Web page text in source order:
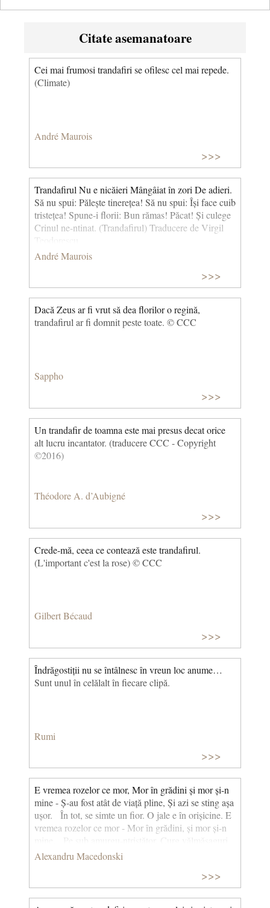
Share
Citate asemanatoare
Cei mai frumosi trandafiri se ofilesc cel mai repede.
(Climate)
André Maurois
>>>
Trandafirul Nu e nicăieri Mângâiat în zori De adieri.
Să nu spui: Pălește tinerețea! Să nu spui: Își face cuib
tristețea! Spune-i florii: Bun rămas! Păcat! Și culege
Crinul ne-ntinat. (Trandafirul) Traducere de Virgil
Teodorescu
André Maurois
>>>
Dacă Zeus ar fi vrut să dea florilor o regină,
trandafirul ar fi domnit peste toate. © CCC
Sappho
>>>
Un trandafir de toamna este mai presus decat orice
alt lucru incantator. (traducere CCC - Copyright
©2016)
Théodore A. d’Aubigné
>>>
Crede-mă, ceea ce contează este trandafirul.
(L'important c'est la rose) © CCC
Gilbert Bécaud
>>>
Îndrăgostiții nu se întâlnesc în vreun loc anume…
Sunt unul în celălalt în fiecare clipă.
Rumi
>>>
E vremea rozelor ce mor, Mor în grădini și mor și-n
mine - Ș-au fost atât de viață pline, Și azi se sting așa
ușor. În tot, se simte un fior. O jale e în orișicine. E
vremea rozelor ce mor - Mor în grădini, și mor și-n
mine. Pe sub amurgu-ntristător, Curg vălmășaguri
de suspine, Și-n marea noapte care vine Duioase-și
Alexandru Macedonski
>>>